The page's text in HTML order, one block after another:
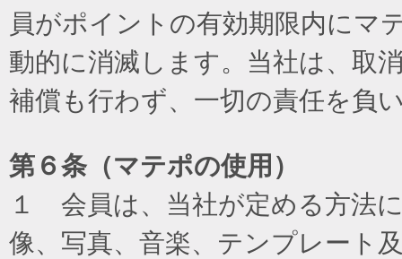
員がポイントの有効期限内にマ
動的に消滅します。当社は、取
補償も行わず、一切の責任を負
第６条（マテポの使用）
１ 会員は、当社が定める方法
像、写真、音楽、テンプレート